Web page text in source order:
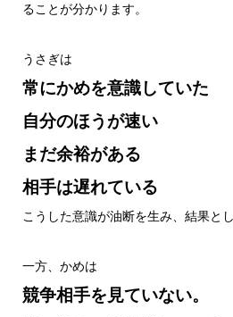
ることが分かります。
うさぎは
常にかめを意識していた
自分のほうが速い
まだ余裕がある
相手は遅れている
こうした意識が油断を生み、結果と
一方、かめは
競争相手を見ていない。